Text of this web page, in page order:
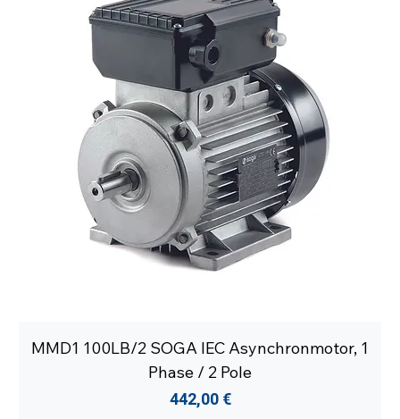
MMD1 100LB/2 SOGA IEC Asynchronmotor, 1
Phase / 2 Pole
Preis
442,00 €